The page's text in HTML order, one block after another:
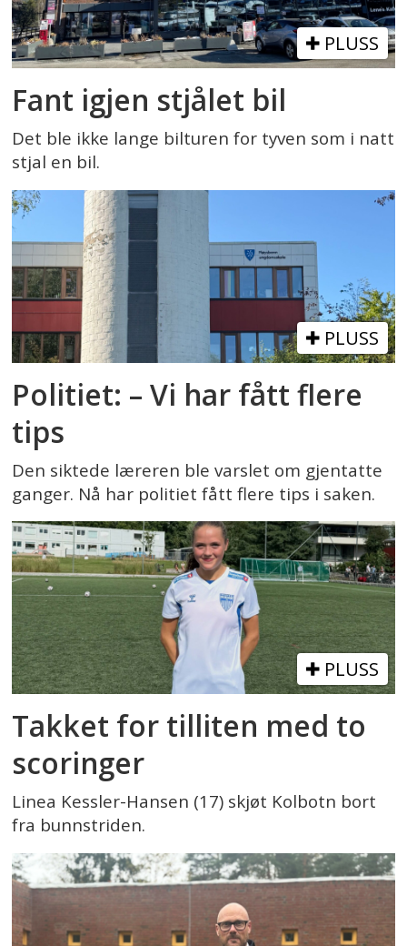
PLUSS
Fant igjen stjålet bil
Det ble ikke lange bilturen for tyven som i natt
stjal en bil.
PLUSS
Politiet: – Vi har fått flere
tips
Den siktede læreren ble varslet om gjentatte
ganger. Nå har politiet fått flere tips i saken.
PLUSS
Takket for tilliten med to
scoringer
Linea Kessler-Hansen (17) skjøt Kolbotn bort
fra bunnstriden.